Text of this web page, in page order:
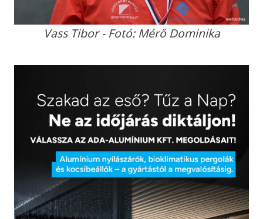
Vass Tibor - Fotó: Mérő Dominika